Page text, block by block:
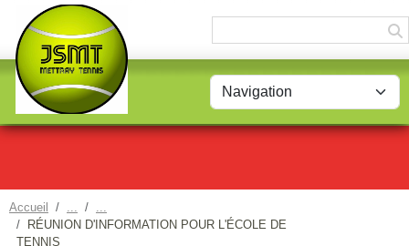
Accueil
RÉUNION D'INFORMATION POUR L'ÉCOLE DE
TENNIS
Panneau de gestion des cookies